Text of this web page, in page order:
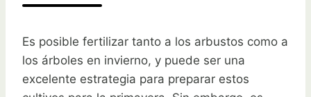
Es posible fertilizar tanto a los arbustos como a
los árboles en invierno, y puede ser una
excelente estrategia para preparar estos